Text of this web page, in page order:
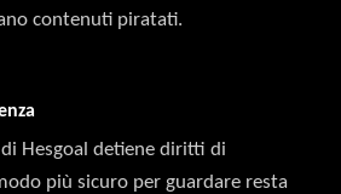
contenuti piratati.
Hesgoal detiene diritti di
più sicuro per guardare resta